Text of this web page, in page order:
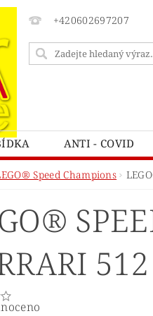
+420602697207
ANTI - COVID
LEGO® ART
LEGO® CASTLE A
LEGO® FRIENDS
POTTER
Speed Champions